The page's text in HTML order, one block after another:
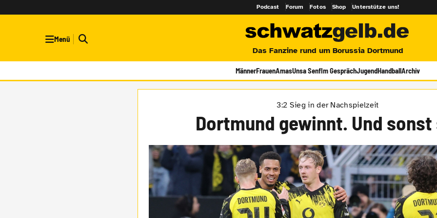
Podcast Forum Fotos Shop Unterstütze uns!
Menü
Das Fanzine rund um Borussia Dortmund
MännerFrauenAmasUnsa SenfIm GesprächJugendHandballArchiv
3:2 Sieg in der Nachspielzeit
Dortmund gewinnt. Und sonst